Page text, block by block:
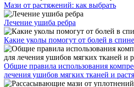
Мази от растяжений: как выбрать
Лечение ушиба ребра
Какие уколы помогут от болей в
Общие правила использования
лечения ушибов мягких тканей и